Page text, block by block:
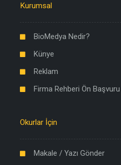
Kurumsal
BioMedya Nedir?
Künye
Reklam
Firma Rehberi Ön Başvuru
Okurlar İçin
Makale / Yazı Gönder